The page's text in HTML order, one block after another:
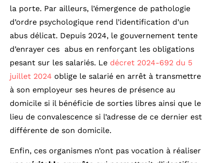
la porte. Par ailleurs, l’émergence de pathologie
d’ordre psychologique rend l’identification d’un
abus délicat. Depuis 2024, le gouvernement tente
d’enrayer ces abus en renforçant les obligations
pesant sur les salariés. Le décret 2024-692 du 5
juillet 2024 oblige le salarié en arrêt à transmettre
à son employeur ses heures de présence au
domicile si il bénéficie de sorties libres ainsi que le
lieu de convalescence si l’adresse de ce dernier est
différente de son domicile.
Enfin, ces organismes n’ont pas vocation à réaliser